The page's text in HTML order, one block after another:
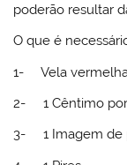
poderão resultar
O que é
1- Vela
2- 1 Cêntimo por
3- 1 Imagem de